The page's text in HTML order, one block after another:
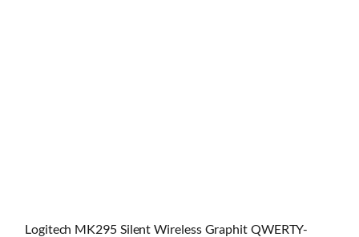
Logitech MK295 Silent Wireless Graphit QWERTY-